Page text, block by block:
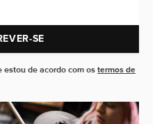
SE
estou de acordo com os termos de